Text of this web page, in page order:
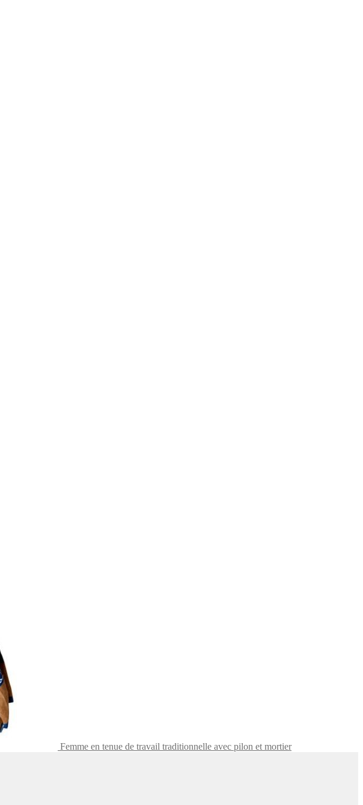
Femme en tenue de travail traditionnelle avec pilon et mortier